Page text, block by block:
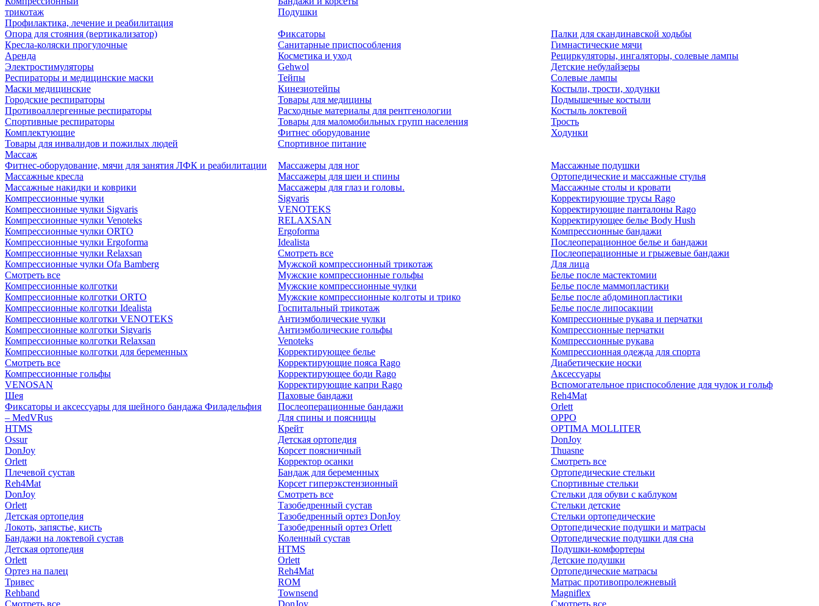
трикотаж
Подушки
Профилактика, лечение и реабилитация
Опора для стояния (вертикализатор)
Кресла-коляски прогулочные
Аренда
Электростимуляторы
Респираторы и медицинские маски
Маски медицинские
Городские респираторы
Противоаллергенные респираторы
Спортивные респираторы
Комплектующие
Товары для инвалидов и пожилых людей
Фиксаторы
Санитарные приспособления
Косметика и уход
Gehwol
Тейпы
Кинезиотейпы
Товары для медицины
Расходные материалы для рентгенологии
Товары для маломобильных групп населения
Фитнес оборудование
Спортивное питание
Палки для скандинавской ходьбы
Гимнастические мячи
Рециркуляторы, ингаляторы, солевые лампы
Детские небулайзеры
Солевые лампы
Костыли, трости, ходунки
Подмышечные костыли
Костыль локтевой
Трость
Ходунки
Массаж
Фитнес-оборудование, мячи для занятия ЛФК и реабилитации
Массажные кресла
Массажные накидки и коврики
Массажеры для ног
Массажеры для шеи и спины
Массажеры для глаз и головы.
Массажные подушки
Ортопедические и массажные стулья
Массажные столы и кровати
Компрессионные чулки
Компрессионные чулки Sigvaris
Компрессионные чулки Venoteks
Компрессионные чулки ORTO
Компрессионные чулки Ergoforma
Компрессионные чулки Relaxsan
Компрессионные чулки Ofa Bamberg
Смотреть все
Компрессионные колготки
Компрессионные колготки ORTO
Компрессионные колготки Idealista
Компрессионные колготки VENOTEKS
Компрессионные колготки Sigvaris
Компрессионные колготки Relaxsan
Компрессионные колготки для беременных
Смотреть все
Компрессионные гольфы
VENOSAN
Sigvaris
VENOTEKS
RELAXSAN
Ergoforma
Idealista
Смотреть все
Мужской компрессионный трикотаж
Мужские компрессионные гольфы
Мужские компрессионные чулки
Мужские компрессионные колготы и трико
Госпитальный трикотаж
Антиэмболические чулки
Антиэмболические гольфы
Venoteks
Корректирующее белье
Корректирующие пояса Rago
Корректирующее боди Rago
Корректирующие капри Rago
Корректирующие трусы Rago
Корректирующие панталоны Rago
Корректирующее белье Body Hush
Компрессионные бандажи
Послеоперационное белье и бандажи
Послеоперационные и грыжевые бандажи
Для лица
Белье после мастектомии
Белье после маммопластики
Белье после абдоминопластики
Белье после липосакции
Компрессионные рукава и перчатки
Компрессионные перчатки
Компрессионные рукава
Компрессионная одежда для спорта
Диабетические носки
Аксессуары
Вспомогательное приспособление для чулок и гольф
Шея
Фиксаторы и аксессуары для шейного бандажа Филадельфия
– MedVRus
HTMS
Ossur
DonJoy
Orlett
Плечевой сустав
Reh4Mat
DonJoy
Orlett
Детская ортопедия
Локоть, запястье, кисть
Бандажи на локтевой сустав
Детская ортопедия
Orlett
Ортез на палец
Тривес
Rehband
Смотреть все
Паховые бандажи
Послеоперационные бандажи
Для спины и поясницы
Крейт
Детская ортопедия
Корсет поясничный
Корректор осанки
Бандаж для беременных
Корсет гиперэкстензионный
Смотреть все
Тазобедренный сустав
Тазобедренный ортез DonJoy
Тазобедренный ортез Orlett
Коленный сустав
HTMS
Orlett
Reh4Mat
ROM
Townsend
DonJoy
Reh4Mat
Orlett
OPPO
OPTIMA MOLLITER
DonJoy
Thuasne
Смотреть все
Ортопедические стельки
Спортивные стельки
Стельки для обуви с каблуком
Стельки детские
Стельки ортопедические
Ортопедические подушки и матрасы
Ортопедические подушки для сна
Подушки-комфортеры
Детские подушки
Ортопедические матрасы
Матрас противопролежневый
Magniflex
Смотреть все